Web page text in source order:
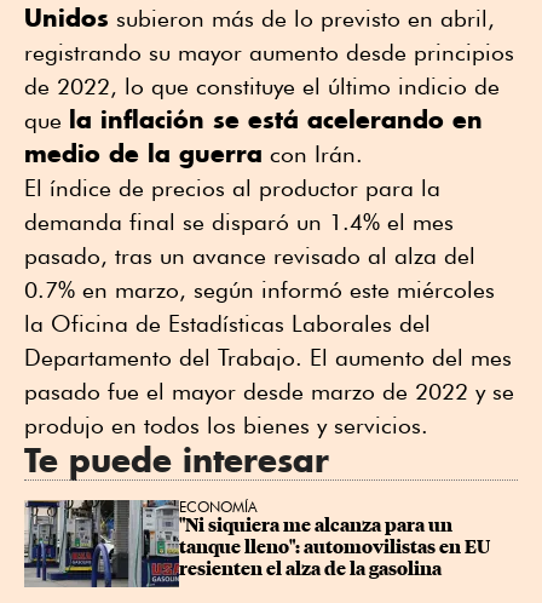
Unidos subieron más de lo previsto en abril,
registrando su ⁠mayor aumento desde principios
de 2022, lo que constituye el último indicio de
que la inflación se está acelerando en
medio de la guerra con Irán.
El índice de precios ⁠al productor para la
demanda final ⁠se disparó un 1.4% el mes
pasado, tras un avance revisado al alza del
0.7% en marzo, según informó este miércoles
la Oficina de Estadísticas Laborales del
Departamento del Trabajo. El aumento del mes
pasado fue el mayor desde marzo de 2022 y se
produjo en todos los bienes y servicios.
Te puede interesar
ECONOMÍA
"Ni siquiera me alcanza para un
tanque lleno": automovilistas en EU
resienten el alza de la gasolina